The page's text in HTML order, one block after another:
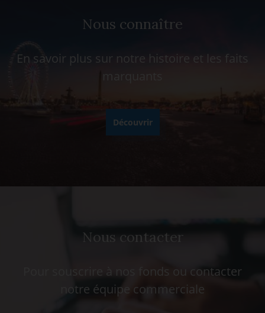
Nous connaître
En savoir plus sur notre histoire et les faits
Découvrir
Nous contacter
Pour souscrire à nos fonds ou contacter
notre équipe commerciale